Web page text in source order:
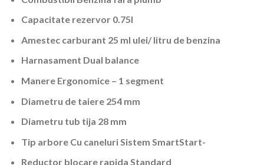
Capacitate rezervor 0.75l
Amestec carburant 25 ml ulei/ litru de benzina
Harnasament Dual balance
Manere Ergonomice – 1 segment
Diametru de taiere 254 mm
Diametru tub tija 28 mm
Tip arbore Cu caneluri Sistem SmartStart-
Reductor blocare rapida Standard